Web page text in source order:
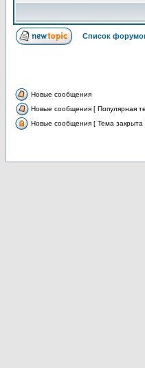
Список
Новые сообщения
Новые сообщения [ Популярная
Новые сообщения [ Тема закрыта